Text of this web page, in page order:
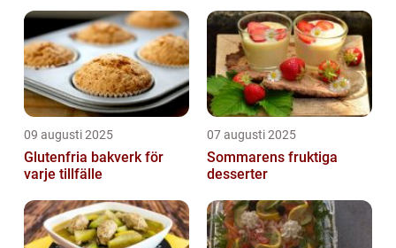
09 augusti 2025
Glutenfria bakverk för
varje tillfälle
07 augusti 2025
Sommarens fruktiga
desserter